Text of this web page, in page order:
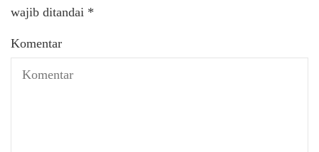
wajib ditandai *
Komentar